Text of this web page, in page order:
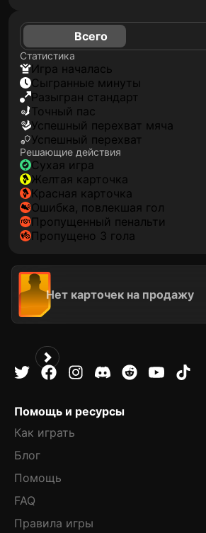
Всего
Статистика
игра началась
сыгранные минуты
разыгран стандарт
точный пас
успешный перехват мяча
успешный перехват
Решающие действия
сухая игра
желтая карточка
красная карточка
ошибка, повлекшая гол
пропущенный пенальти
Пропущено 3 гола
Нет карточек на продажу
Помощь и ресурсы
Как играть
Блог
Помощь
FAQ
Правила игры